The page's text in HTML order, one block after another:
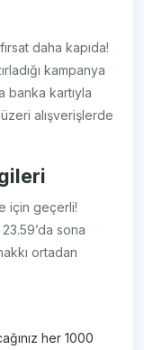
daha kapıda!
kampanya
banka kartıyla
alışverişlerde
için geçerli!
sona
ortadan
her 1000